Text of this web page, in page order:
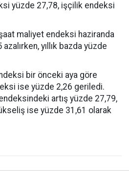
yüzde 27,78, işçilik endeksi
maliyet endeksi haziranda
yıllık bazda yüzde
bir önceki aya göre
ise yüzde 2,26 geriledi.
artış yüzde 27,79,
ise yüzde 31,61 olarak